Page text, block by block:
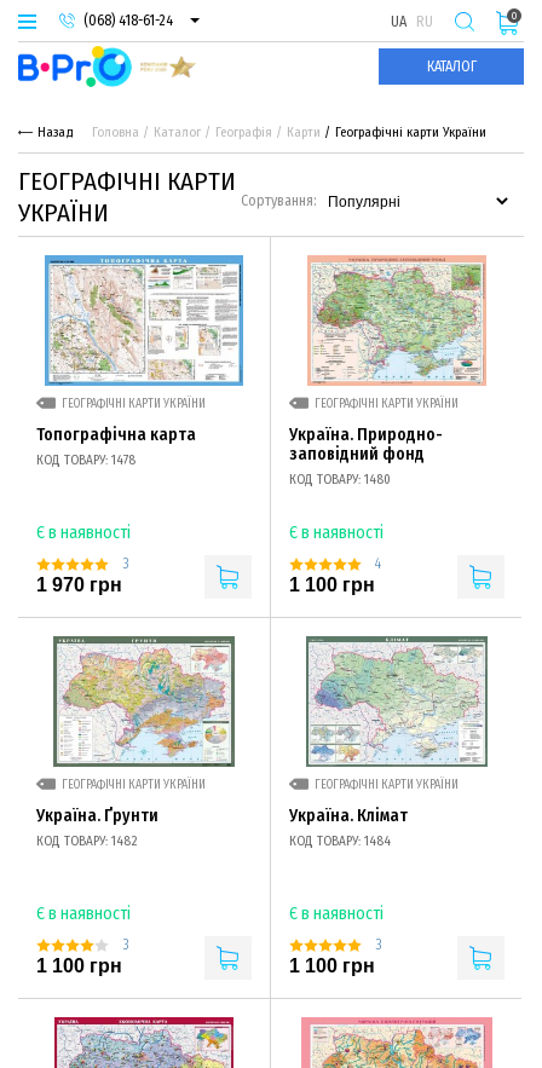
(068) 418-61-24
(093) 974-66-94
(095) 987-29-55
UA RU
КАТАЛОГ
0
Назад Головна Каталог Географія Карти Географічні карти України
ГЕОГРАФІЧНІ КАРТИ
УКРАЇНИ
Сортування:
ГЕОГРАФІЧНІ КАРТИ УКРАЇНИ
Топографічна карта
КОД ТОВАРУ: 1478
Є в наявності
3
1 970 грн
ГЕОГРАФІЧНІ КАРТИ УКРАЇНИ
Україна. Природно-
заповідний фонд
КОД ТОВАРУ: 1480
Є в наявності
4
1 100 грн
ГЕОГРАФІЧНІ КАРТИ УКРАЇНИ
Україна. Ґрунти
КОД ТОВАРУ: 1482
Є в наявності
3
1 100 грн
ГЕОГРАФІЧНІ КАРТИ УКРАЇНИ
Україна. Клімат
КОД ТОВАРУ: 1484
Є в наявності
3
1 100 грн